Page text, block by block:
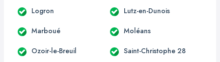
Logron Lutz-en-Dunois
Marboué Moléans
Ozoir-le-Breuil Saint-Christophe 28